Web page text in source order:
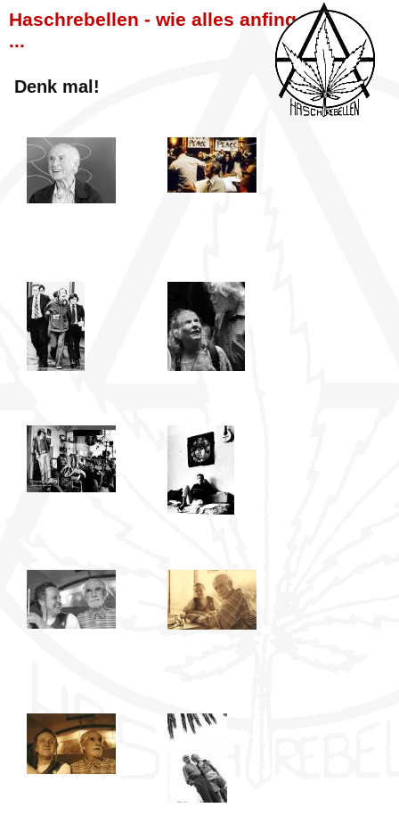
Haschrebellen - wie alles anfing
...
Denk mal!